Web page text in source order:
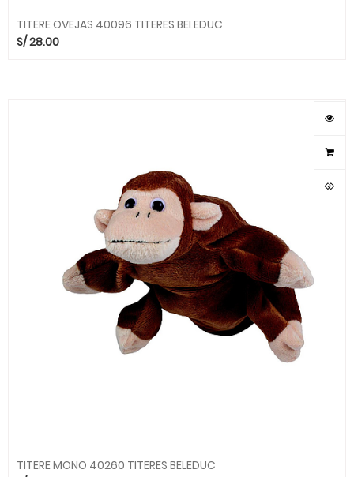
TITERE OVEJAS 40096 TITERES BELEDUC
S/28.00
TITERE MONO 40260 TITERES BELEDUC